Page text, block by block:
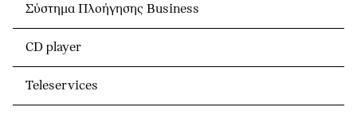
Σύστημα Πλοήγησης Business
CD player
Teleservices